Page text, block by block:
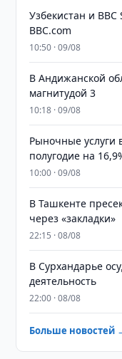
Узбекистан и
BBC.com
10:50 · 09/08
В Андижанской
магнитудой 3
10:18 · 09/08
Рыночные услуги
полугодие на
10:00 · 09/08
В Ташкенте
через «закладки»
22:15 · 08/08
В Сурхандарье
деятельность
22:00 · 08/08
Больше новостей